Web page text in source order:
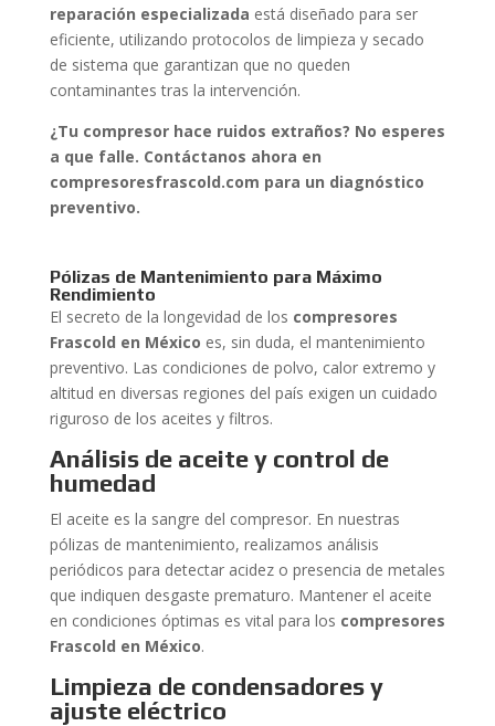
reparación especializada está diseñado para ser
eficiente, utilizando protocolos de limpieza y secado
de sistema que garantizan que no queden
contaminantes tras la intervención.
¿Tu compresor hace ruidos extraños? No esperes
a que falle. Contáctanos ahora en
compresoresfrascold.com para un diagnóstico
preventivo.
Pólizas de Mantenimiento para Máximo
Rendimiento
El secreto de la longevidad de los compresores
Frascold en México es, sin duda, el mantenimiento
preventivo. Las condiciones de polvo, calor extremo y
altitud en diversas regiones del país exigen un cuidado
riguroso de los aceites y filtros.
Análisis de aceite y control de
humedad
El aceite es la sangre del compresor. En nuestras
pólizas de mantenimiento, realizamos análisis
periódicos para detectar acidez o presencia de metales
que indiquen desgaste prematuro. Mantener el aceite
en condiciones óptimas es vital para los compresores
Frascold en México.
Limpieza de condensadores y
ajuste eléctrico